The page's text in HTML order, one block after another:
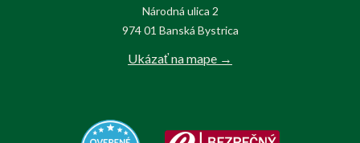
Národná ulica 2
974 01 Banská Bystrica
Ukázať na mape →